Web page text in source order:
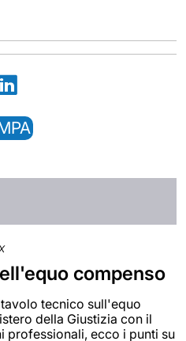
compenso
tecnico sull'equo
della Giustizia con il
professionali, ecco i punti su